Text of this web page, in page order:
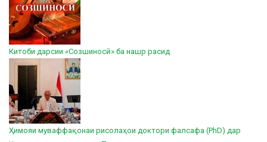
Китоби дарсии «Созшиносӣ» ба нашр расид
Ҳимояи муваффақонаи рисолаҳои доктори фалсафа (PhD) дар